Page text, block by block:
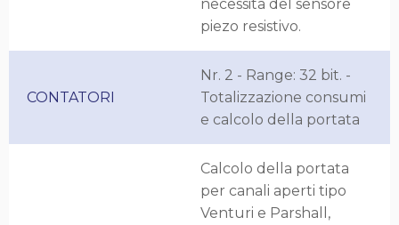
necessita del sensore
piezo resistivo.
CONTATORI
Nr. 2 - Range: 32 bit. -
Totalizzazione consumi
e calcolo della portata
Calcolo della portata
per canali aperti tipo
Venturi e Parshall,